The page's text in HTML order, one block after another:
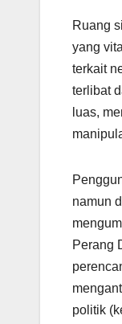
Ruang
yang
terkait
terlibat
luas,
namun
Perang
politik